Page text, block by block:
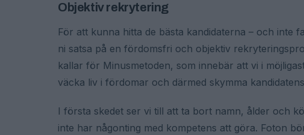
Objektiv rekrytering
För att kunna hitta de bästa kandidaterna – och
ni satsa på en fördomsfri och objektiv
kallar för Minusmetoden, som innebär att vi i
väcka liv i fördomar och därmed skymma
I första skedet ser vi till att ta bort namn, ålder och
inte har någonting med kompetens att göra. Foton